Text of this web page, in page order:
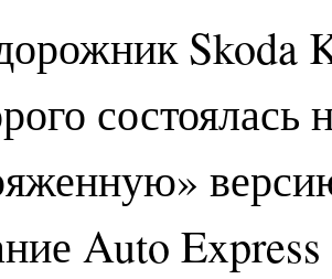
Skoda
состоялась
Auto